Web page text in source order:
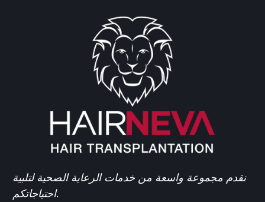
نقدم مجموعة واسعة من خدمات الرعاية الصحية لتلبية
احتياجاتكم.